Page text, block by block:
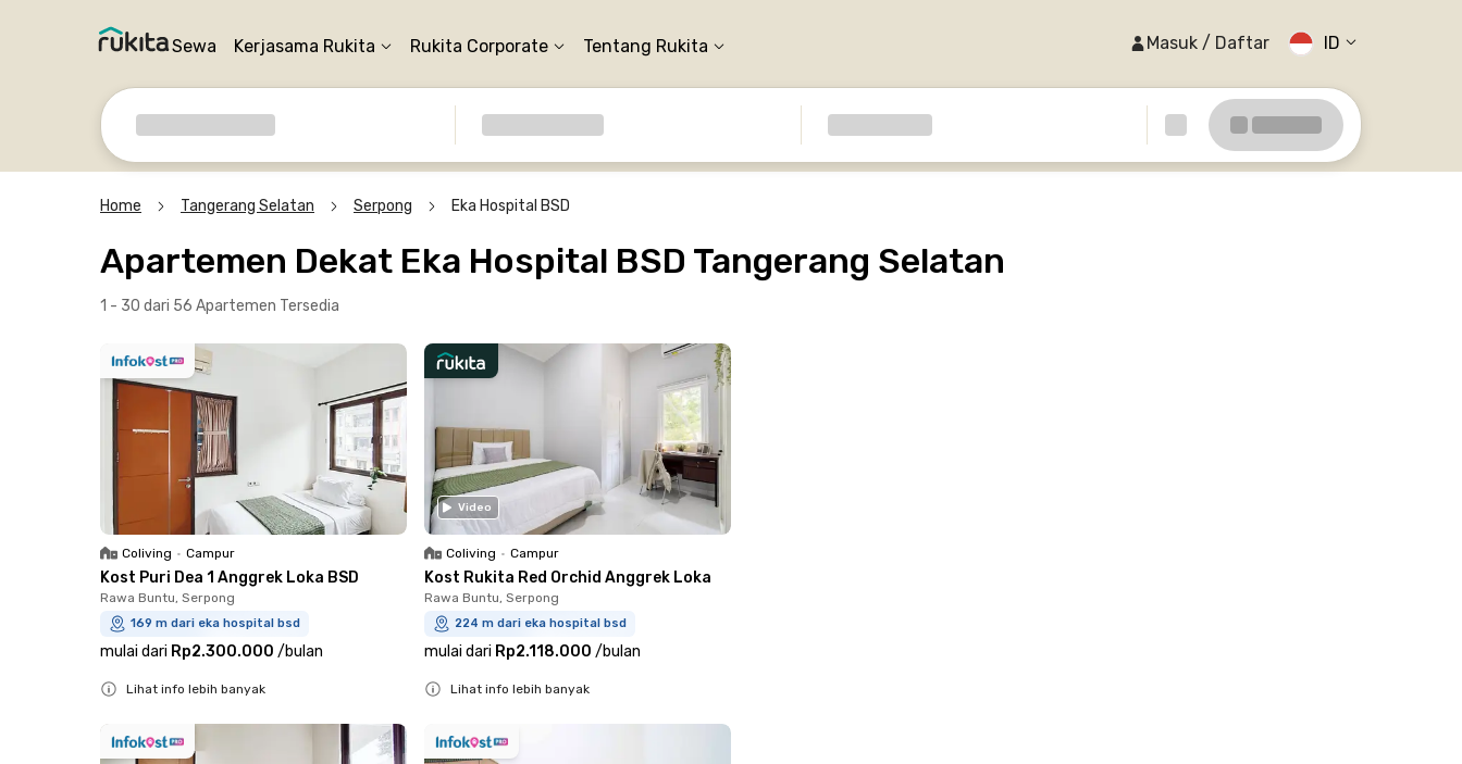
Sewa Kerjasama Rukita Rukita Corporate Tentang Rukita Masuk / Daftar ID
Home Tangerang Selatan Serpong Eka Hospital BSD
Apartemen Dekat Eka Hospital BSD Tangerang Selatan
1 - 30 dari 56 Apartemen Tersedia
Coliving • Campur
Kost Puri Dea 1 Anggrek Loka BSD
Rawa Buntu, Serpong
169 m dari eka hospital bsd
mulai dari Rp2.300.000 /bulan
Lihat info lebih banyak
Video
Coliving • Campur
Kost Rukita Red Orchid Anggrek Loka
Rawa Buntu, Serpong
224 m dari eka hospital bsd
mulai dari Rp2.118.000 /bulan
Lihat info lebih banyak